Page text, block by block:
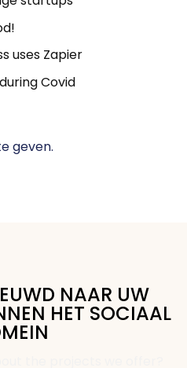
uses Zapier
Covid
geven.
NAAR UW
HET SOCIAAL